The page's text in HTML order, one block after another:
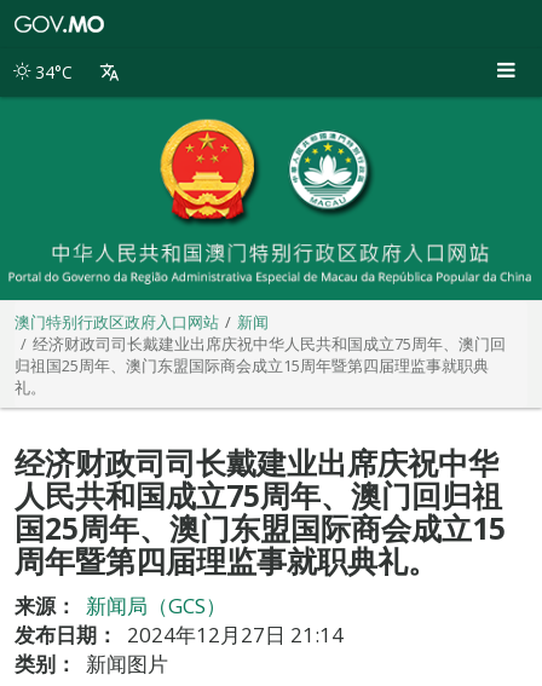
别
34°C
澳门特别行政区政府入口网站
新闻
经济财政司司长戴建业出席庆祝中华人民共和国成立75周年、澳门回
归祖国25周年、澳门东盟国际商会成立15周年暨第四届理监事就职典
礼。
经济财政司司长戴建业出席庆祝中华
人民共和国成立75周年、澳门回归祖
国25周年、澳门东盟国际商会成立15
周年暨第四届理监事就职典礼。
来源：
新闻局（GCS）
发布日期：
2024年12月27日 21:14
类别：
新闻图片